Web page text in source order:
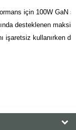
için 100W GaN
desteklenen
işaretsiz